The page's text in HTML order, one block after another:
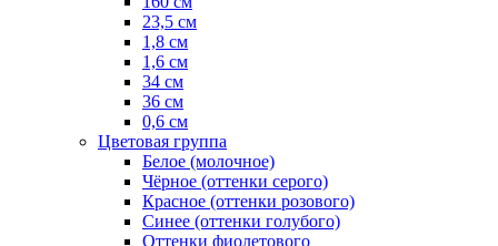
23,5 см
1,8 см
1,6 см
34 см
36 см
0,6 см
Цветовая группа
Белое (молочное)
Чёрное (оттенки серого)
Красное (оттенки розового)
Синее (оттенки голубого)
Оттенки фиолетового